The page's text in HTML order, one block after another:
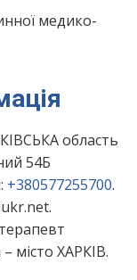
медико-
область
54Б
+380577255700.
місто ХАРКІВ.